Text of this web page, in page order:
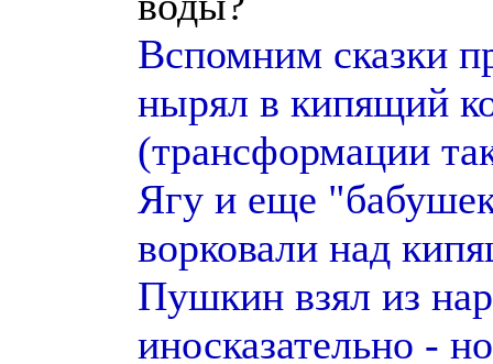
Вспомним сказки
нырял в кипящий
(трансформации
Ягу и еще
ворковали над
Пушкин взял из
иносказательно -